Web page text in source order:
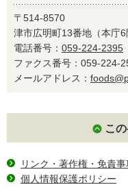
〒514-8570
津市広明町13番地（本庁6
電話番号： 059-224-2395
ファクス番号：059-224-
メールアドレス：
こ
リンク・著作権・免責
個人情報保護ポリシー